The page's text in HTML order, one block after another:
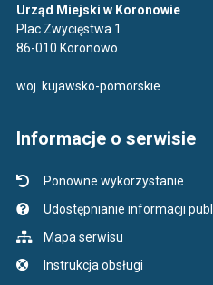
Urząd Miejski w Koronowie
Plac Zwycięstwa 1
86-010 Koronowo
woj. kujawsko-pomorskie
Informacje o serwisie
Ponowne wykorzystanie
Udostępnianie informacji
Mapa serwisu
Instrukcja obsługi